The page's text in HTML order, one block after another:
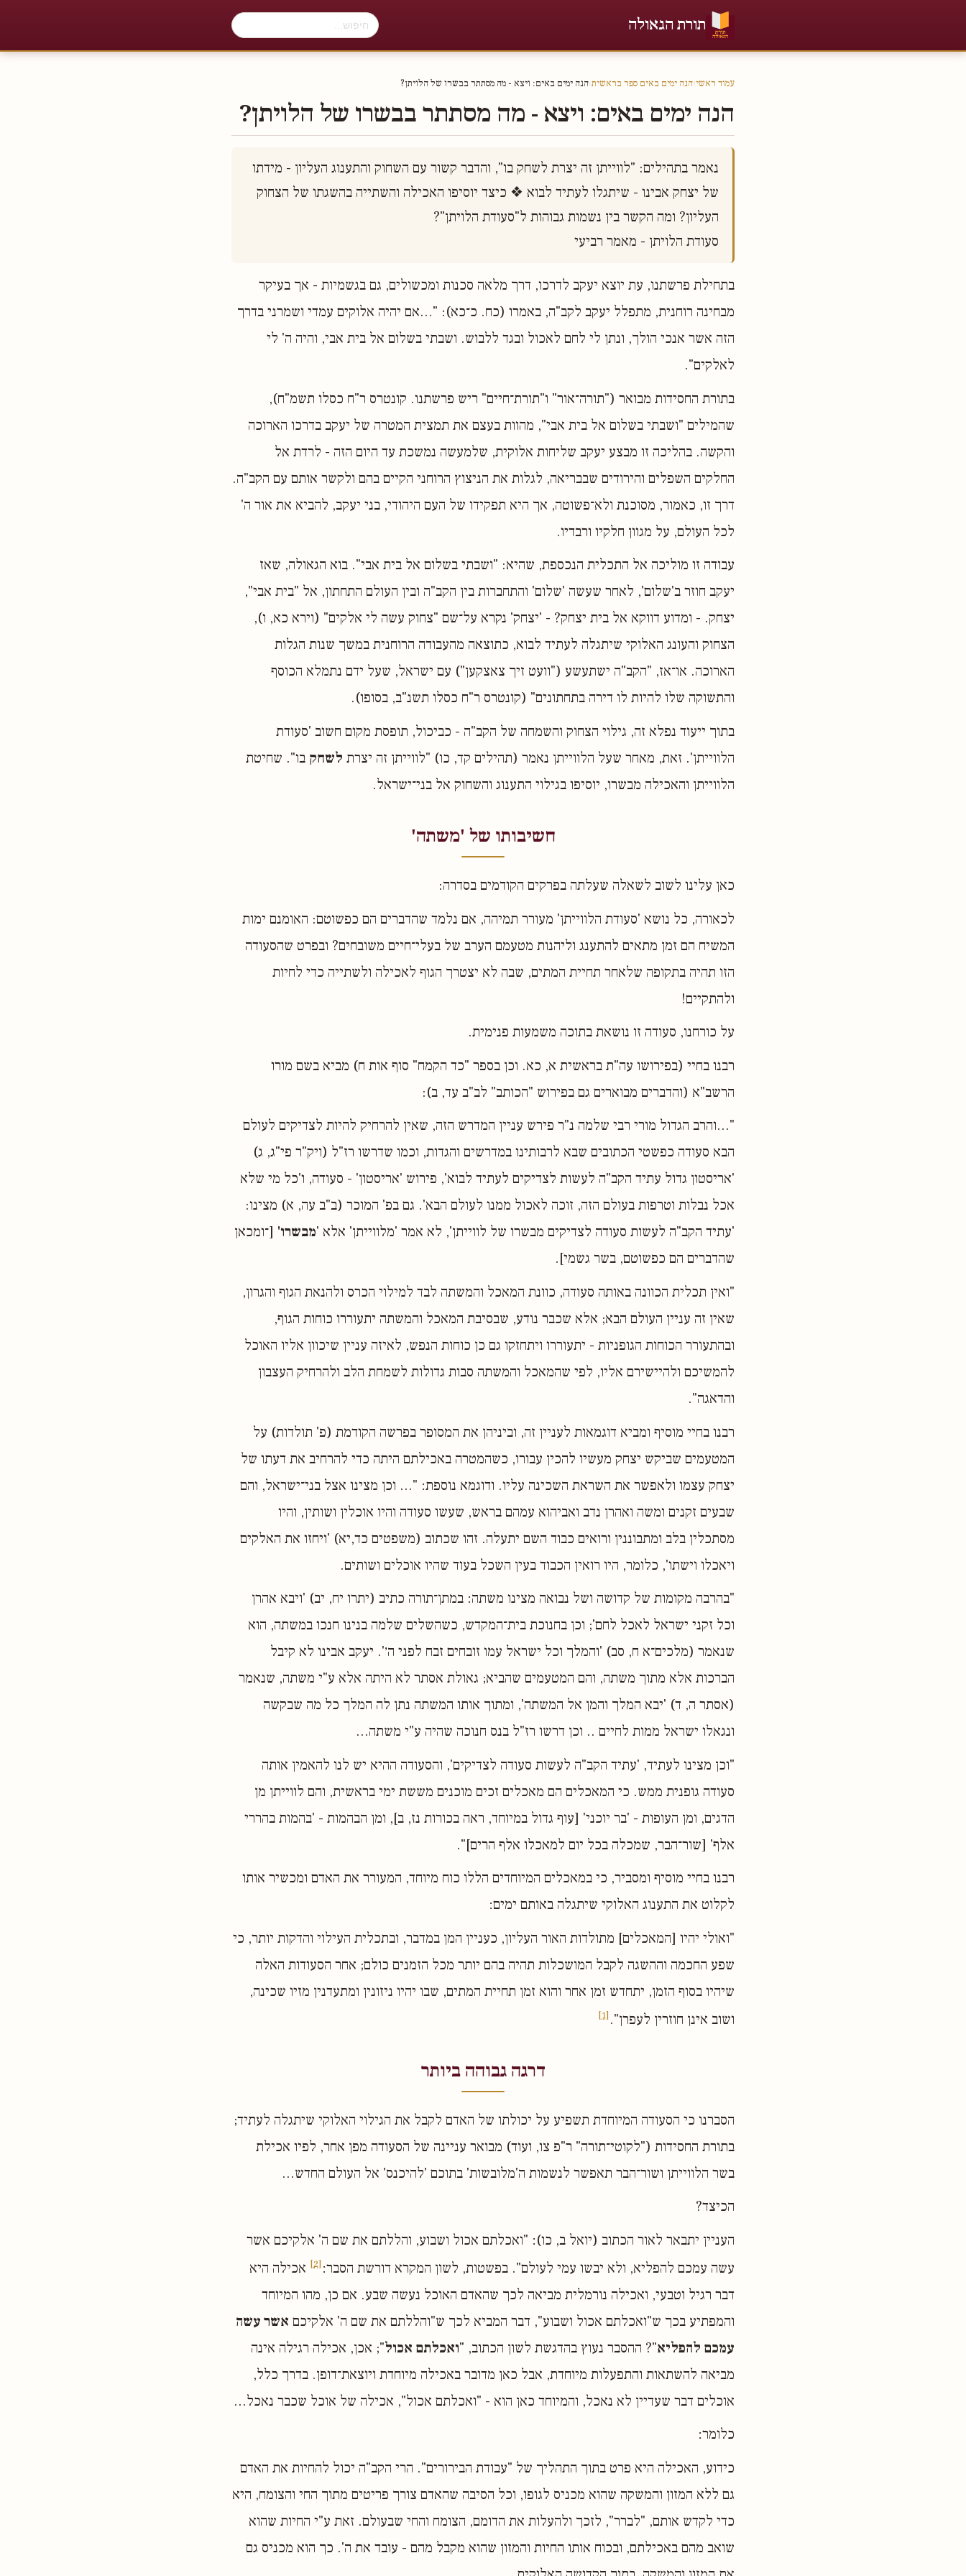
תורת הגאולה
עמוד ראשי›הנה ימים באים ספר בראשית›הנה ימים באים׃ ויצא - מה מסתתר בבשרו של הלויתן?
הנה ימים באים׃ ויצא - מה מסתתר בבשרו של הלויתן?
סעודת הלויתן - מאמר רביעי
בתחילת פרשתנו, עת יוצא יעקב לדרכו, דרך מלאה סכנות ומכשולים, גם בגשמיות - אך בעיקר
מבחינה רוחנית, מתפלל יעקב לקב"ה, באמרו (כח. כ־כא): "...אם יהיה אלוקים עמדי ושמרני בדרך
הזה אשר אנכי הולך, ונתן לי לחם לאכול ובגד ללבוש. ושבתי בשלום אל בית אבי, והיה ה' לי
לאלקים".
בתורת החסידות מבואר ("תורה־אור" ו"תורת־חיים" ריש פרשתנו. קונטרס ר"ח כסלו תשמ"ח),
שהמילים "ושבתי בשלום אל בית אבי", מהוות בעצם את תמצית המטרה של יעקב בדרכו הארוכה
והקשה. בהליכה זו מבצע יעקב שליחות אלוקית, שלמעשה נמשכת עד היום הזה - לרדת אל
החלקים השפלים והירודים שבבריאה, לגלות את הניצוץ הרוחני הקיים בהם ולקשר אותם עם הקב"ה.
דרך זו, כאמור, מסוכנת ולא־פשוטה, אך היא תפקידו של העם היהודי, בני יעקב, להביא את אור ה'
לכל העולם, על מגוון חלקיו ורבדיו.
עבודה זו מוליכה אל התכלית הנכספת, שהיא: "ושבתי בשלום אל בית אבי". בוא הגאולה, שאז
יעקב חוזר ב'שלום', לאחר שעשה 'שלום' והתחברות בין הקב"ה ובין העולם התחתון, אל "בית אבי",
יצחק. - ומדוע דווקא אל בית יצחק? - 'יצחק' נקרא על־שם "צחוק עשה לי אלקים" (וירא כא, ו),
הצחוק והעונג האלוקי שיתגלה לעתיד לבוא, כתוצאה מהעבודה הרוחנית במשך שנות הגלות
הארוכה. או־אז, "הקב"ה ישתעשע ("וועט זיך צאצקען") עם ישראל, שעל ידם נתמלא הכוסף
והתשוקה שלו להיות לו דירה בתחתונים" (קונטרס ר"ח כסלו תשנ"ב, בסופו).
בתוך ייעוד נפלא זה, גילוי הצחוק והשמחה של הקב"ה - כביכול, תופסת מקום חשוב 'סעודת
הלווייתן'. זאת, מאחר שעל הלווייתן נאמר (תהילים קד, כו) "לווייתן זה יצרת לשחק בו". שחיטת
הלווייתן והאכילה מבשרו, יוסיפו בגילוי התענוג והשחוק אל בני־ישראל.
חשיבותו של 'משתה'
כאן עלינו לשוב לשאלה שעלתה בפרקים הקודמים בסדרה:
לכאורה, כל נושא 'סעודת הלווייתן' מעורר תמיהה, אם נלמד שהדברים הם כפשוטם: האומנם ימות
המשיח הם זמן מתאים להתענג וליהנות מטעמם הערב של בעלי־חיים משובחים? ובפרט שהסעודה
הזו תהיה בתקופה שלאחר תחיית המתים, שבה לא יצטרך הגוף לאכילה ולשתייה כדי לחיות
ולהתקיים!
על כורחנו, סעודה זו נושאת בתוכה משמעות פנימית.
רבנו בחיי (בפירושו עה"ת בראשית א, כא. וכן בספר "כד הקמח" סוף אות ח) מביא בשם מורו
הרשב"א (והדברים מבוארים גם בפירוש "הכותב" לב"ב עד, ב):
"...והרב הגדול מורי רבי שלמה נ"ר פירש עניין המדרש הזה, שאין להרחיק להיות לצדיקים לעולם
הבא סעודה כפשטי הכתובים שבא לרבותינו במדרשים והגדות, וכמו שדרשו רז"ל (ויק"ר פי"ג, ג)
'אריסטון גדול עתיד הקב"ה לעשות לצדיקים לעתיד לבוא', פירוש 'אריסטון' - סעודה, ו'כל מי שלא
אכל נבלות וטרפות בעולם הזה, זוכה לאכול ממנו לעולם הבא'. גם בפ' המוכר (ב"ב עה, א) מצינו:
'עתיד הקב"ה לעשות סעודה לצדיקים מבשרו של לווייתן', לא אמר 'מלווייתן' אלא 'מבשרו' [־ומכאן
שהדברים הם כפשוטם, בשר גשמי].
"ואין תכלית הכוונה באותה סעודה, כוונת המאכל והמשתה לבד למילוי הכרס ולהנאת הגוף והגרון,
שאין זה עניין העולם הבא; אלא שכבר נודע, שבסיבת המאכל והמשתה יתעוררו כוחות הגוף,
ובהתעורר הכוחות הגופניות - יתעוררו ויתחזקו גם כן כוחות הנפש, לאיזה עניין שיכוון אליו האוכל
להמשיכם ולהיישירם אליו, לפי שהמאכל והמשתה סבות גדולות לשמחת הלב ולהרחיק העצבון
והדאגה".
רבנו בחיי מוסיף ומביא דוגמאות לעניין זה, וביניהן את המסופר בפרשה הקודמת (פ' תולדות) על
המטעמים שביקש יצחק מעשיו להכין עבורו, כשהמטרה באכילתם היתה כדי להרחיב את דעתו של
יצחק עצמו ולאפשר את השראת השכינה עליו. ודוגמא נוספת׃ "... וכן מצינו אצל בני־ישראל, והם
שבעים זקנים ומשה ואהרן נדב ואביהוא עמהם בראש, שעשו סעודה והיו אוכלין ושותין, והיו
מסתכלין בלב ומתבוננין ורואים כבוד השם יתעלה. זהו שכתוב (משפטים כד,יא) 'ויחזו את האלקים
ויאכלו וישתו', כלומר, היו רואין הכבוד בעין השכל בעוד שהיו אוכלים ושותים.
"בהרבה מקומות של קדושה ושל נבואה מצינו משתה׃ במתן־תורה כתיב (יתרו יח, יב) 'ויבא אהרן
וכל זקני ישראל לאכל לחם'; וכן בחנוכת בית־המקדש, כשהשלים שלמה בנינו חנכו במשתה, הוא
שנאמר (מלכים־א ח, סב) 'והמלך וכל ישראל עמו זובחים זבח לפני ה׳'. יעקב אבינו לא קיבל
הברכות אלא מתוך משתה, והם המטעמים שהביא; גאולת אסתר לא היתה אלא ע"י משתה, שנאמר
(אסתר ה, ד) 'יבא המלך והמן אל המשתה', ומתוך אותו המשתה נתן לה המלך כל מה שבקשה
ונגאלו ישראל ממות לחיים .. וכן דרשו רז"ל בנס חנוכה שהיה ע"י משתה...
"וכן מצינו לעתיד, 'עתיד הקב"ה לעשות סעודה לצדיקים', והסעודה ההיא יש לנו להאמין אותה
סעודה גופנית ממש. כי המאכלים הם מאכלים זכים מוכנים מששת ימי בראשית, והם לווייתן מן
הדגים, ומן העופות - 'בר יוכני' [עוף גדול במיוחד, ראה בכורות נז, ב], ומן הבהמות - 'בהמות בהררי
אלף' [שור־הבר, שמכלה בכל יום למאכלו אלף הרים]".
רבנו בחיי מוסיף ומסביר, כי במאכלים המיוחדים הללו כוח מיוחד, המעורר את האדם ומכשיר אותו
לקלוט את התענוג האלוקי שיתגלה באותם ימים׃
"ואולי יהיו [המאכלים] מתולדות האור העליון, כעניין המן במדבר, ובתכלית העילוי והדקות יותר, כי
שפע החכמה וההשגה לקבל המושכלות תהיה בהם יותר מכל הזמנים כולם; אחר הסעודות האלה
שיהיו בסוף הזמן, יתחדש זמן אחר והוא זמן תחיית המתים, שבו יהיו ניזונין ומתעדנין מזיו שכינה,
ושוב אינן חוזרין לעפרן". [1]
דרגה גבוהה ביותר
הסברנו כי הסעודה המיוחדת תשפיע על יכולתו של האדם לקבל את הגילוי האלוקי שיתגלה לעתיד;
בתורת החסידות ("לקוטי־תורה" ר"פ צו, ועוד) מבואר עניינה של הסעודה מפן אחר, לפיו אכילת
בשר הלווייתן ושור־הבר תאפשר לנשמות ה'מלובשות' בתוכם 'להיכנס' אל העולם החדש...
הכיצד?
העניין יתבאר לאור הכתוב (יואל ב, כו)׃ "ואכלתם אכול ושבוע, והללתם את שם ה' אלקיכם אשר
עשה עמכם להפליא, ולא יבשו עמי לעולם". בפשטות, לשון המקרא דורשת הסבר׃ [2]
אכילה היא
דבר רגיל וטבעי, ואכילה נורמלית מביאה לכך שהאדם האוכל נעשה שבע. אם כן, מהו המיוחד
והמפתיע בכך ש"ואכלתם אכול ושבוע", דבר המביא לכך ש"והללתם את שם ה' אלקיכם אשר עשה
עמכם להפליא"? ההסבר נעוץ בהדגשת לשון הכתוב, "ואכלתם אכול"; אכן, אכילה רגילה אינה
מביאה להשתאות והתפעלות מיוחדת, אבל כאן מדובר באכילה מיוחדת ויוצאת־דופן. בדרך כלל,
אוכלים דבר שעדיין לא נאכל, והמיוחד כאן הוא - "ואכלתם אכול", אכילה של אוכל שכבר נאכל...
כלומר׃
כידוע, האכילה היא פרט בתוך התהליך של "עבודת הבירורים". הרי הקב"ה יכול להחיות את האדם
גם ללא המזון והמשקה שהוא מכניס לגופו, וכל הסיבה שהאדם צורך פריטים מתוך החי והצומח, היא
כדי לקדש אותם, "לברר", לזכך ולהעלות את הדומם, הצומח והחי שבעולם. זאת ע"י החיות שהוא
שואב מהם באכילתם, ובכוח אותו החיות והמזון שהוא מקבל מהם - עובד את ה'. כך הוא מכניס גם